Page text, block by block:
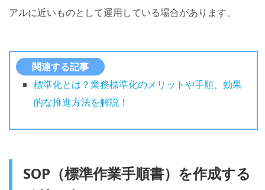
アルに近いものとして運用している場合があります。
関連する記事
標準化とは？業務標準化のメリットや手順、効果
的な推進方法を解説！
SOP（標準作業手順書）を作成する